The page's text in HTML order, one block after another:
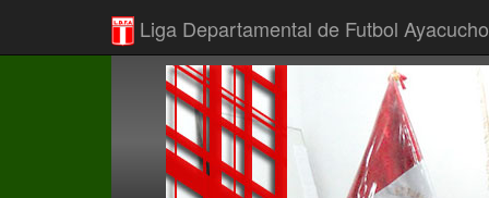
Liga Departamental de Futbol Ayacucho